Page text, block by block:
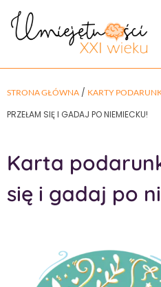
STRONA GŁÓWNA / KARTY
PRZEŁAM SIĘ I GADAJ PO NIEMIECKU!
Karta
się i gadaj po